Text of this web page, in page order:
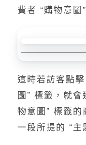
費者 “購物意圖
這時若訪客點
圖” 標籤，就
物意圖” 標籤
一段所提的 “主